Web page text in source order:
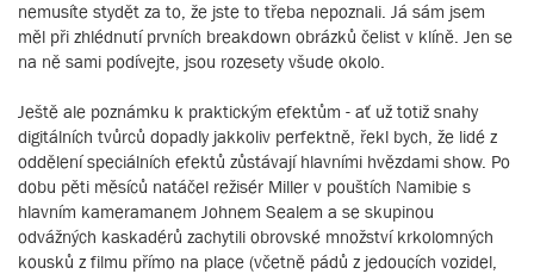
nemusíte stydět za to, že jste to třeba nepoznali. Já sám jsem
měl při zhlédnutí prvních breakdown obrázků čelist v klíně. Jen se
na ně sami podívejte, jsou rozesety všude okolo.
Ještě ale poznámku k praktickým efektům - ať už totiž snahy
digitálních tvůrců dopadly jakkoliv perfektně, řekl bych, že lidé z
oddělení speciálních efektů zůstávají hlavními hvězdami show. Po
dobu pěti měsíců natáčel režisér Miller v pouštích Namibie s
hlavním kameramanem Johnem Sealem a se skupinou
odvážných kaskadérů zachytili obrovské množství krkolomných
kousků z filmu přímo na place (včetně pádů z jedoucích vozidel,